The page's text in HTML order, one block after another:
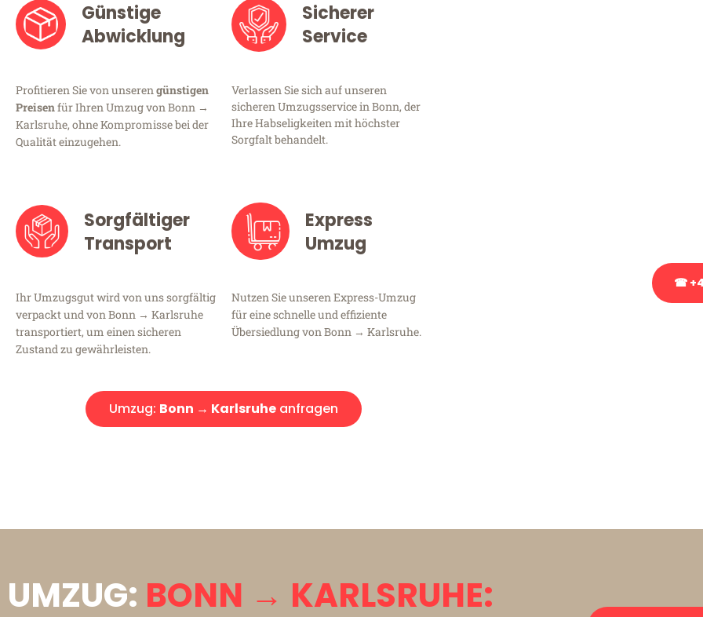
Günstige
Abwicklung
Profitieren Sie von unserengünstigen
Preisenfür Ihren Umzug von Bonn →
Karlsruhe, ohne Kompromisse bei der
Qualität einzugehen.
Sicherer
Service
Verlassen Sie sich auf unseren
sicheren Umzugsservice in Bonn, der
Ihre Habseligkeiten mit höchster
Sorgfalt behandelt.
Sorgfältiger
Transport
Ihr Umzugsgut wird von uns sorgfältig
verpackt und von Bonn → Karlsruhe
transportiert, um einen sicheren
Zustand zu gewährleisten.
Express
Umzug
Nutzen Sie unseren Express-Umzug
für eine schnelle und effiziente
Übersiedlung von Bonn → Karlsruhe.
Umzug: Bonn → Karlsruhe anfragen
☎
UMZUG: BONN → KARLSRUHE: